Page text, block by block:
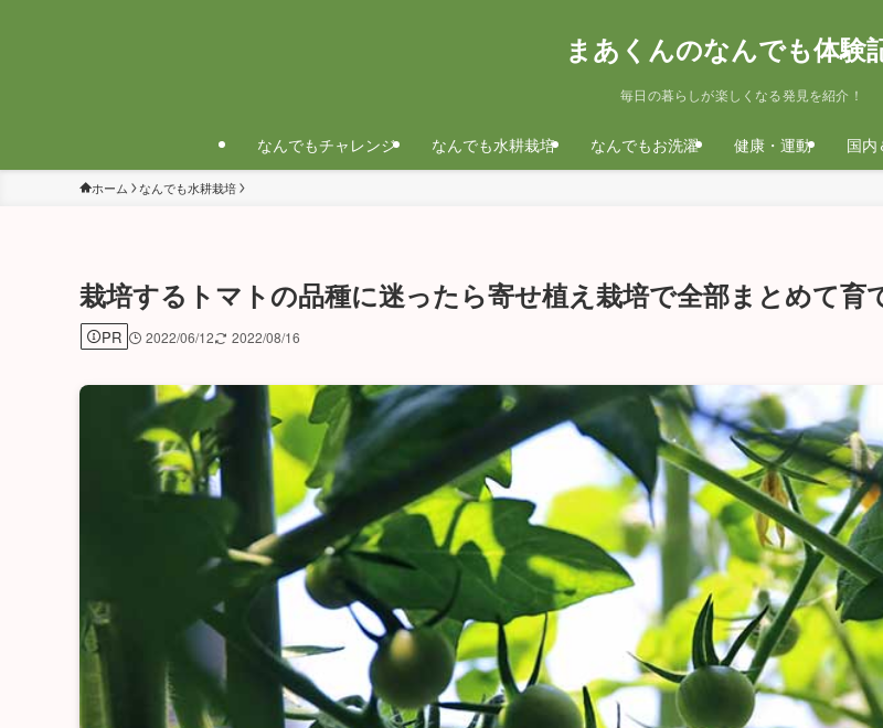
まあくんのなんでも体験
毎日の暮らしが楽しくなる発見を紹介！
なんでもチャレンジ なんでも水耕栽培 なんでもお洗濯 健康・運動 国内
ホーム なんでも水耕栽培
栽培するトマトの品種に迷ったら寄せ植え栽培で全部まとめて育
PR 2022/06/12 2022/08/16